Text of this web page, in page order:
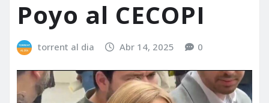
Poyo al CECOPI
torrent al dia Abr 14, 2025 0